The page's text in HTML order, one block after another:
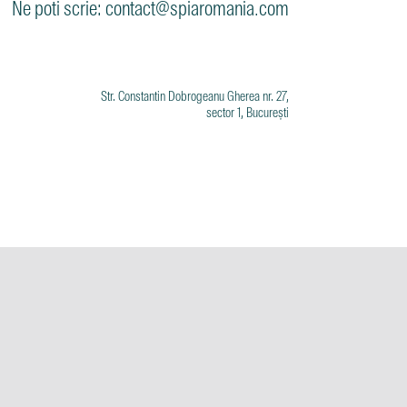
Ne poti scrie: contact@spiaromania.com
Str. Constantin Dobrogeanu Gherea nr. 27,
sector 1, București